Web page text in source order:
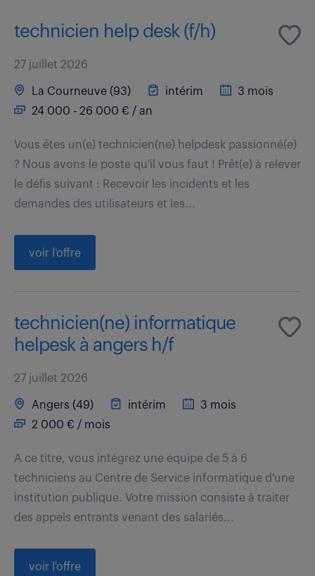
technicien help desk (f/h)
27 juillet 2026
La Courneuve (93) intérim
3 mois
24 000 - 26 000 € / an
Vous êtes un(e) technicien(ne) helpdesk passionné(e)
? Nous avons le poste qu'il vous faut ! Prêt(e) à relever
le défis suivant : Recevoir les incidents et les
demandes des utilisateurs et les...
voir l'offre
technicien(ne) informatique
helpesk à angers h/f
27 juillet 2026
Angers (49) intérim
3 mois
2 000 € / mois
A ce titre, vous intégrez une équipe de 5 à 6
techniciens au Centre de Service informatique d'une
institution publique. Votre mission consiste à traiter
des appels entrants venant des salariés...
voir l'offre